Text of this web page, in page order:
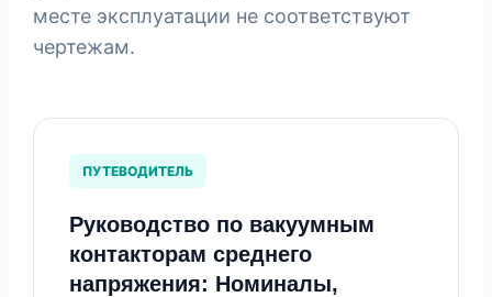
месте эксплуатации не соответствуют
чертежам.
ПУТЕВОДИТЕЛЬ
Руководство по вакуумным
контакторам среднего
напряжения: Номиналы,